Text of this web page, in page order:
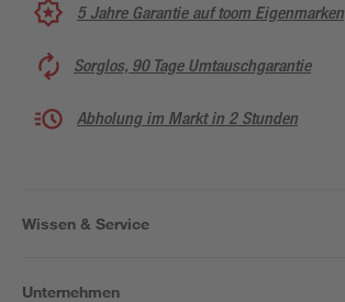
5 Jahre Garantie auf toom Eigenmarken
Sorglos, 90 Tage Umtauschgarantie
Abholung im Markt in 2 Stunden
Wissen & Service
Unternehmen